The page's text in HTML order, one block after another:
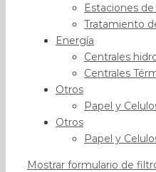
Estaciones
Tratamiento
Energía
Centrales
Centrales
Otros
Papel y
Otros
Papel y
Mostrar formulario de